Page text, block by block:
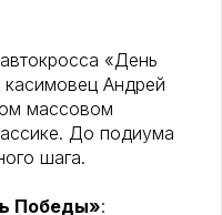
«День
касимовец Андрей
массовом
До подиума
шага.
Победы»: